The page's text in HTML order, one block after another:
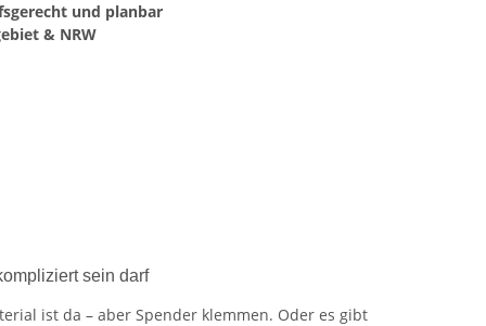
und planbar
& NRW
sein darf
ist da – aber Spender klemmen. Oder es gibt